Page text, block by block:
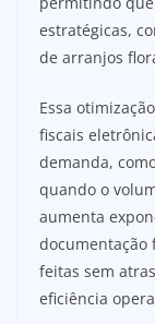
estratégicas,
de arranjos
Essa
fiscais
demanda,
quando o
aumenta
documentação
feitas sem
eficiência